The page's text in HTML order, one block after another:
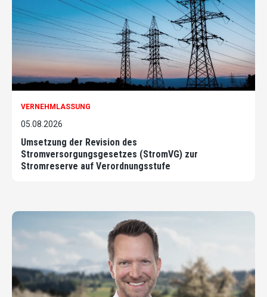
VERNEHMLASSUNG
05.08.2026
Umsetzung der Revision des
Stromversorgungsgesetzes (StromVG) zur
Stromreserve auf Verordnungsstufe